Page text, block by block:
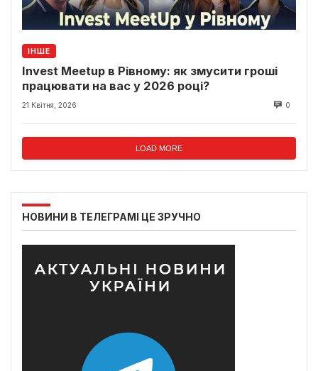
ІНШЕ
Invest Meetup в Рівному: як змусити гроші
працювати на вас у 2026 році?
21 Квітня, 2026 0
LOAD MORE
НОВИНИ В ТЕЛЕГРАМІ ЦЕ ЗРУЧНО